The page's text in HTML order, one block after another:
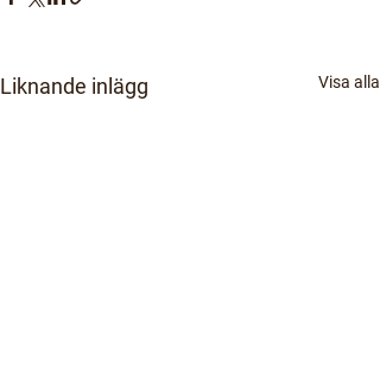
Liknande inlägg Visa alla